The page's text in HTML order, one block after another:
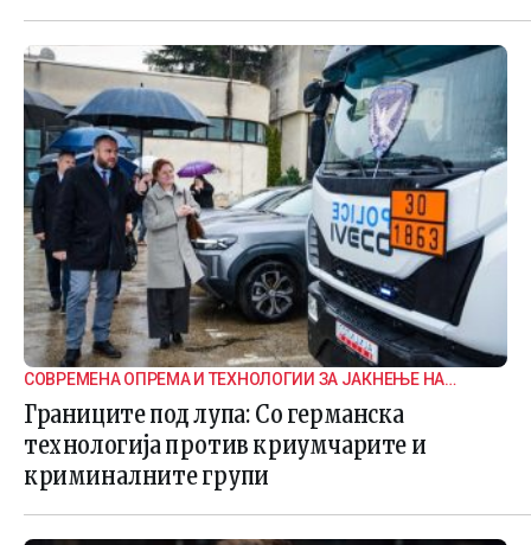
СОВРЕМЕНА ОПРЕМА И ТЕХНОЛОГИИ ЗА ЈАКНЕЊЕ НА
ГРАНИЧНАТА БЕЗБЕДНОСТ
Границите под лупа: Со германска
технологија против криумчарите и
криминалните групи